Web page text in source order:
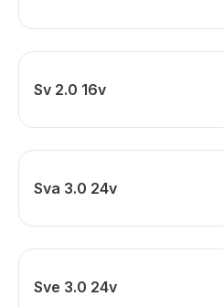
Sv 2.0 16v
Sva 3.0 24v
Sve 3.0 24v